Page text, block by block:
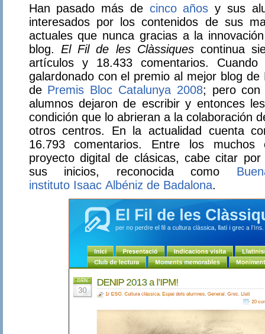
Han pasado más de cinco años y sus
interesados por los contenidos de sus
actuales que nunca gracias a la
blog. El Fil de les Clàssiquescontinua
artículos y 18.433 comentarios.
galardonado con el premio al mejor blog
de Premis Bloc Catalunya 2008; pero con
alumnos dejaron de escribir y entonces
condición que lo abrieran a la colaboración
otros centros. En la actualidad cuenta
16.793 comentarios. Entre los muchos
proyecto digital de clásicas, cabe citar
sus inicios, reconocida como
instituto Isaac Albéniz de Badalona.